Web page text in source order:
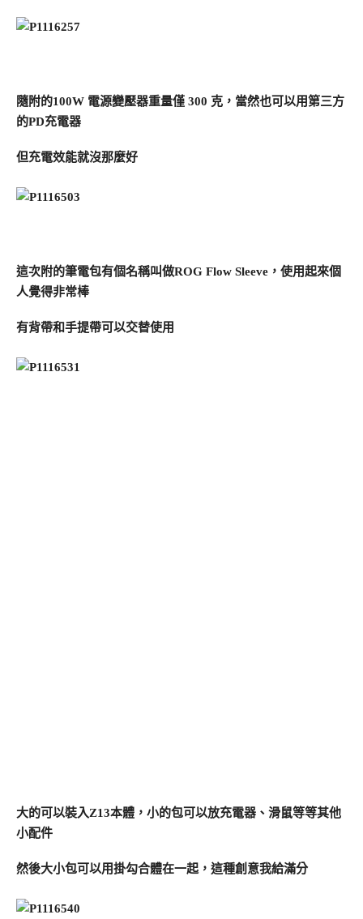
隨附的100W 電源變壓器重量僅 300 克，當然也可以用第三方
的PD充電器
但充電效能就沒那麼好
這次附的筆電包有個名稱叫做ROG Flow Sleeve，使用起來個
人覺得非常棒
有背帶和手提帶可以交替使用
大的可以裝入Z13本體，小的包可以放充電器、滑鼠等等其他
小配件
然後大小包可以用掛勾合體在一起，這種創意我給滿分